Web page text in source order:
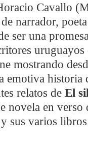
Cavallo
narrador,
ser una
uruguayos
mostrando
emotiva historia
relatos de El
novela en verso
sus varios